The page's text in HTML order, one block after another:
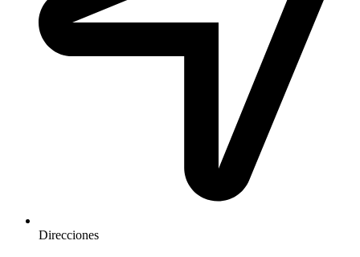
Direcciones